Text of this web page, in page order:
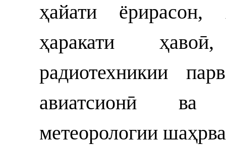
ҳайати ёрирасон,
ҳаракати
радиотехникии
авиатсионӣ ва
метеорологии